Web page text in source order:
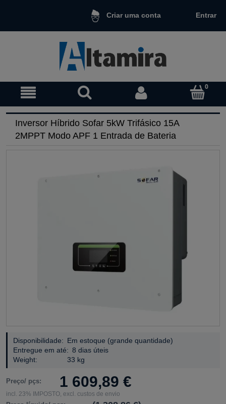
Criar uma conta Entrar
Inversor Híbrido Sofar 5kW Trifásico 15A
2MPPT Modo APF 1 Entrada de Bateria
Disponibilidade: Em estoque (grande quantidade)
Entregue em até: 8 dias úteis
Weight:
33 kg
Preço/ pçs: 1 609,89 €
incl. 23% IMPOSTO, excl. custos de envio